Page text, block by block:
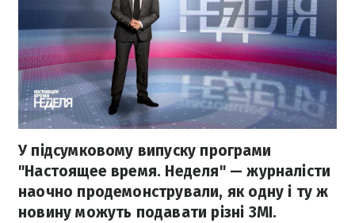
У підсумковому випуску програми
"Настоящее время. Неделя" — журналісти
наочно продемонстрували, як одну і ту ж
новину можуть подавати різні ЗМІ.